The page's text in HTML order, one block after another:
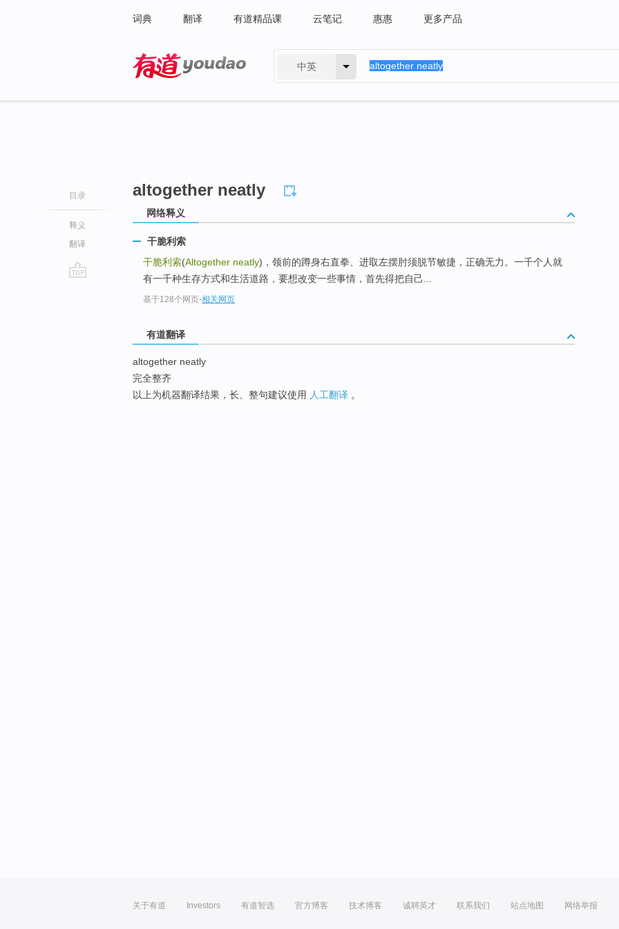
词典 翻译 有道精品课 云笔记 惠惠 更多产品
中英
目录
释义
翻译
altogether neatly
网络释义
干脆利索
干脆利索(Altogether neatly)，领前的蹲身右直拳、进取左摆肘须脱节敏捷，正确无力。一千个人就
有一千种生存方式和生活道路，要想改变一些事情，首先得把自己...
基于128个网页-相关网页
有道翻译
altogether neatly
完全整齐
以上为机器翻译结果，长、整句建议使用 人工翻译 。
关于有道 Investors 有道智选 官方博客 技术博客 诚聘英才 联系我们 站点地图 网络举报